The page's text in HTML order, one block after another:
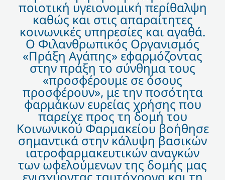
ποιοτική υγειονομική περίθαλψη
καθώς και στις απαραίτητες
κοινωνικές υπηρεσίες και αγαθά.
Ο Φιλανθρωπικός Οργανισμός
«Πράξη Αγάπης» εφαρμόζοντας
στην πράξη το σύνθημα τους
«προσφέρουμε σε όσους
προσφέρουν», με την ποσότητα
φαρμάκων ευρείας χρήσης που
παρείχε προς τη δομή του
Κοινωνικού Φαρμακείου βοήθησε
σημαντικά στην κάλυψη βασικών
ιατροφαρμακευτικών αναγκών
των ωφελούμενων της δομής μας
ενισχύοντας ταυτόχρονα και τη